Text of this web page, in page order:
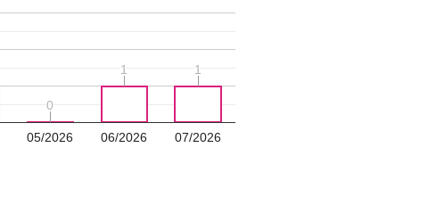
05/2026 06/2026 07/2026
0
0
11 11